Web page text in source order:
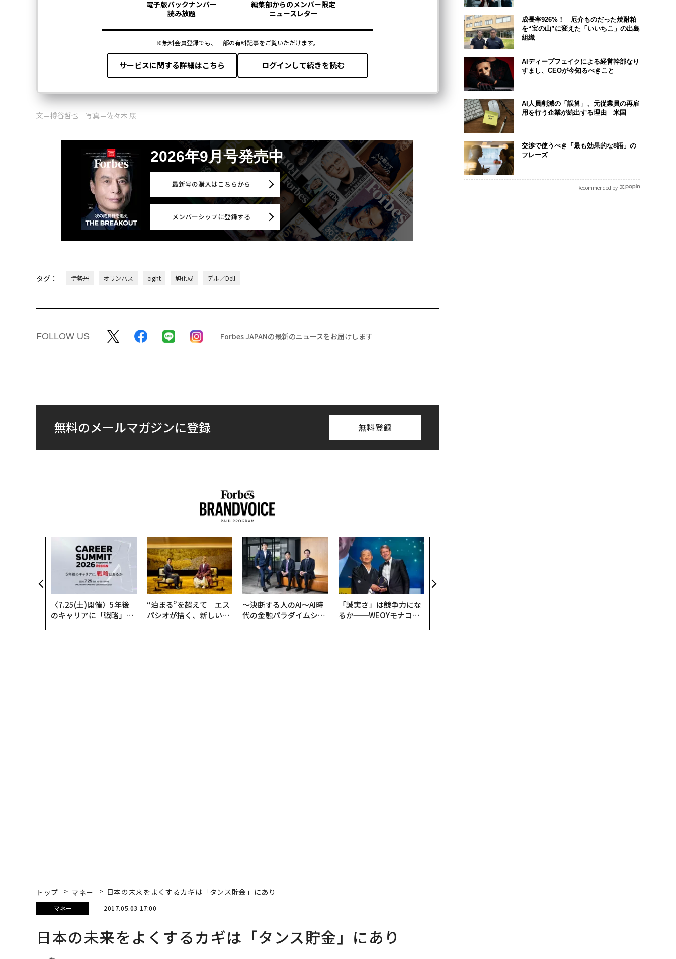
Forbes JAPANの最新のニュースをお届けします
〈7.25(土)開催〉5年後
あるか。トップエグゼク
ティブのキャリアに触れ
T 2026
“泊まる”を超えて─エス
本のラグジュアリー（中
編）
〜決断する人のAI〜AI時
ト、「超個別化」の核心
【MUFG×ウェルスナビ
「誠実さ」は競争力にな
見た、くら寿司の経営哲
学
成長率926%！ 厄介ものだった焼酎粕
を“宝の山”に変えた「いいちこ」の出島
組織
AIディープフェイクによる経営幹部なり
すまし、CEOが今知るべきこと
AI人員削減の「誤算」、元従業員の再雇
用を行う企業が続出する理由 米国
交渉で使うべき「最も効果的な8語」の
フレーズ
Recommended by
日本の未来をよくするカギは「タンス貯金」にあり
藤野 英人 | Contributor 著者フォロー 記事を保存
半導体部門を売却する決断を下した東芝。シャープのように、外資系企業に買収されるのか？ 筆者は、
日本の未来のためにも自宅に眠る「タンス預金」を使うときがきた、と訴える。
台湾の鴻海（ホンハイ）精密工業が、シャープを買収する契約を結んだのが2016年の4月初めだった。当
時の鴻海のシャープ株の取得価格は1株当たり88円。郭台銘（テリー・ゴウ）董事長の手腕もあり、株価